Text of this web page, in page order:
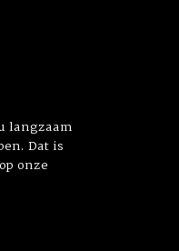
langzaam
Dat is
onze